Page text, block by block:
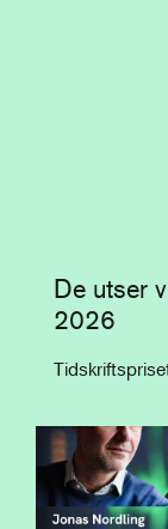
De utser
2026